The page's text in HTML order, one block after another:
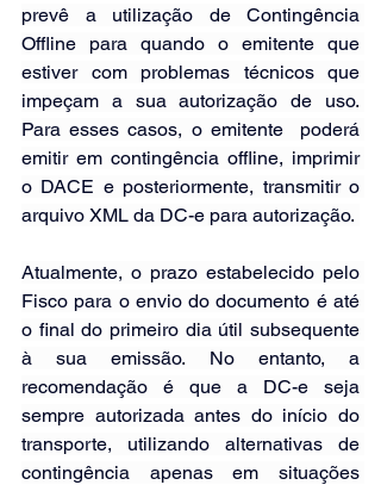
prevê a utilização de Contingência
Offline para quando o emitente que
estiver com problemas técnicos que
impeçam a sua autorização de uso.
Para esses casos, o emitente  poderá
emitir em contingência offline, imprimir
o DACE e posteriormente, transmitir o
arquivo XML da DC-e para autorização.
Atualmente, o prazo estabelecido pelo
Fisco para o envio do documento é até
o final do primeiro dia útil subsequente
à sua emissão. No entanto, a
recomendação é que a DC-e seja
sempre autorizada antes do início do
transporte, utilizando alternativas de
contingência apenas em situações